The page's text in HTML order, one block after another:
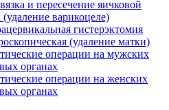
и пересечение яичковой
варикоцеле)
гистерэктомия
(удаление матки)
операции на мужских
органах
операции на женских
органах